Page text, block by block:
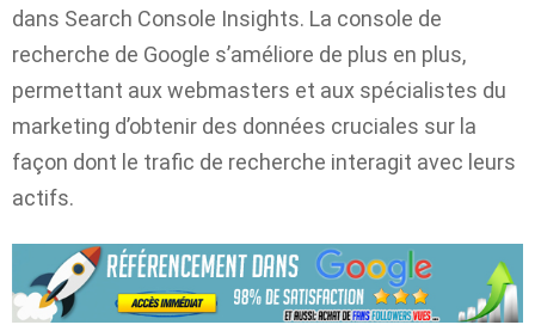
dans Search Console Insights. La console de
recherche de Google s’améliore de plus en plus,
permettant aux webmasters et aux spécialistes du
marketing d’obtenir des données cruciales sur la
façon dont le trafic de recherche interagit avec leurs
actifs.